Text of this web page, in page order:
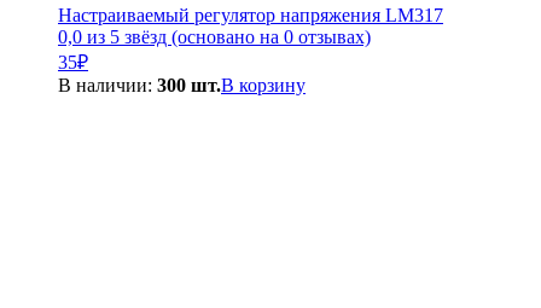
Настраиваемый регулятор напряжения LM317
0,0 из 5 звёзд (основано на 0 отзывах)
35₽
В наличии: 300 шт.В корзину